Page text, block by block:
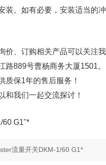
装。如有必要，安装适当的
价、订购相关产品可以关注我
路889号曹杨商务大厦1501。
质保1年的售后服务！
和我们一起交流探讨！
60 G1"*